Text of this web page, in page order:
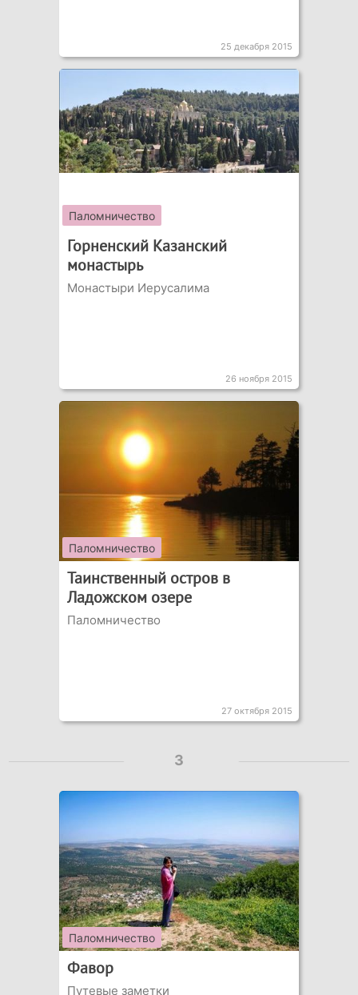
25 декабря 2015
Паломничество
Горненский Казанский
монастырь
Монастыри Иерусалима
26 ноября 2015
Паломничество
Таинственный остров в
Ладожском озере
Паломничество
27 октября 2015
3
Паломничество
Фавор
Путевые заметки